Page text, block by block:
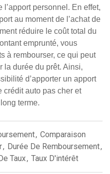
l’apport personnel. En effet,
au moment de l’achat de
réduire le coût total du
emprunté, vous
à rembourser, ce qui peut
la durée du prêt. Ainsi,
d’apporter un apport
crédit auto pas cher et
terme.
, Comparaison
, Durée De Remboursement,
Taux, Taux D'intérêt